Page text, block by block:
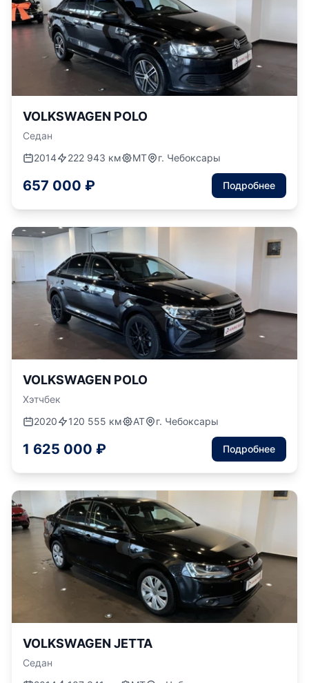
VOLKSWAGEN POLO
Седан
2014
222 943 км МТ г. Чебоксары
657 000 ₽ Подробнее
VOLKSWAGEN POLO
Хэтчбек
2020
120 555 км АТ г. Чебоксары
1 625 000 ₽ Подробнее
VOLKSWAGEN JETTA
Седан